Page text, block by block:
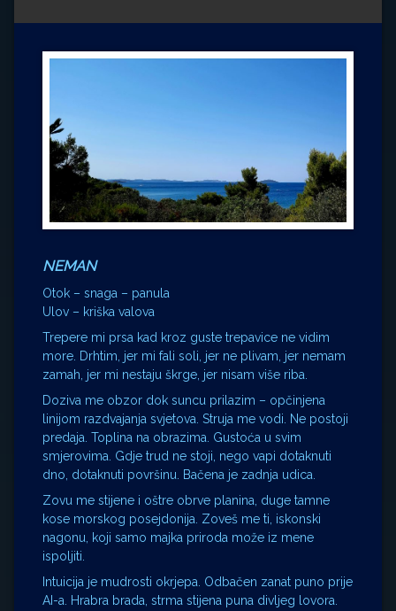
Drugi autori
Ljiljana Lekanić-Kljaić
Željko Krznarić
Mario Lovreković
Miroslav Šantek
NEMAN
Otok – snaga – panula
Ulov – kriška valova
Trepere mi prsa kad kroz guste trepavice ne vidim
more. Drhtim, jer mi fali soli, jer ne plivam, jer nemam
zamah, jer mi nestaju škrge, jer nisam više riba.
Doziva me obzor dok suncu prilazim – opčinjena
linijom razdvajanja svjetova. Struja me vodi. Ne postoji
predaja. Toplina na obrazima. Gustoća u svim
smjerovima. Gdje trud ne stoji, nego vapi dotaknuti
dno, dotaknuti površinu. Bačena je zadnja udica.
Zovu me stijene i oštre obrve planina, duge tamne
kose morskog posejdonija. Zoveš me ti, iskonski
nagonu, koji samo majka priroda može iz mene
ispoljiti.
Intuicija je mudrosti okrjepa. Odbačen zanat puno prije
AI-a. Hrabra brada, strma stijena puna divljeg lovora.